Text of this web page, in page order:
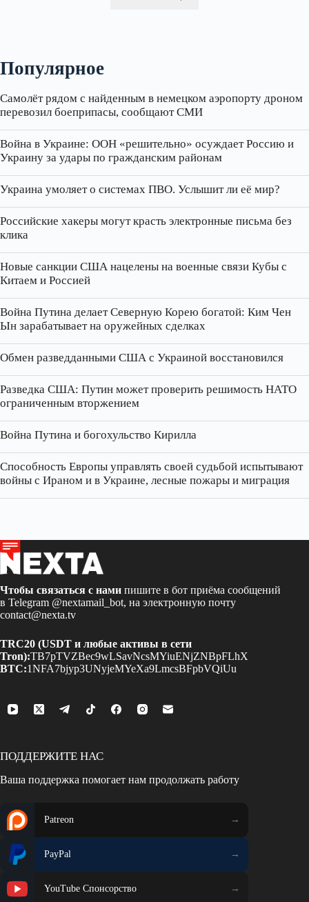
Популярное
Самолёт рядом с найденным в немецком аэропорту дроном
перевозил боеприпасы, сообщают СМИ
Война в Украине: ООН «решительно» осуждает Россию и
Украину за удары по гражданским районам
Украина умоляет о системах ПВО. Услышит ли её мир?
Российские хакеры могут красть электронные письма без
клика
Новые санкции США нацелены на военные связи Кубы с
Китаем и Россией
Война Путина делает Северную Корею богатой: Ким Чен
Ын зарабатывает на оружейных сделках
Обмен разведданными США с Украиной восстановился
Разведка США: Путин может проверить решимость НАТО
ограниченным вторжением
Война Путина и богохульство Кирилла
Способность Европы управлять своей судьбой испытывают
войны с Ираном и в Украине, лесные пожары и миграция
Чтобы связаться с нами пишите в бот приёма сообщений
в Telegram @nextamail_bot, на электронную почту
contact@nexta.tv
TRC20 (USDT и любые активы в сети
Tron):TB7pTVZBec9wLSavNcsMYiuENjZNBpFLhX
BTC:1NFA7bjyp3UNyjeMYeXa9LmcsBFpbVQiUu
ПОДДЕРЖИТЕ НАС
Ваша поддержка помогает нам продолжать работу
Patreon
PayPal
YouTube Спонсорство